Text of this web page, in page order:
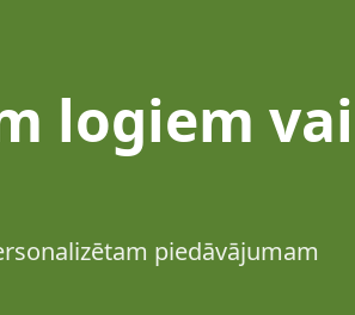
logiem vai
piedāvājumam